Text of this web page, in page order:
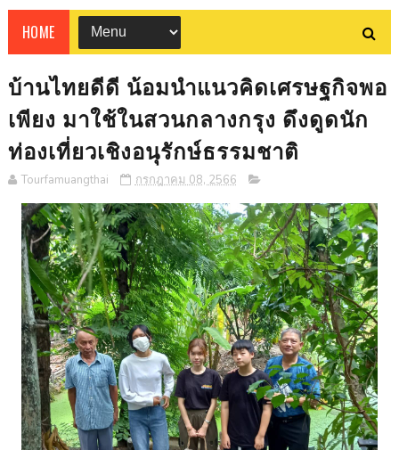
HOME
บ้านไทยดีดี น้อมนำแนวคิดเศรษฐกิจพอ
เพียง มาใช้ในสวนกลางกรุง ดึงดูดนัก
ท่องเที่ยวเชิงอนุรักษ์ธรรมชาติ
Tourfamuangthai กรกฎาคม 08, 2566